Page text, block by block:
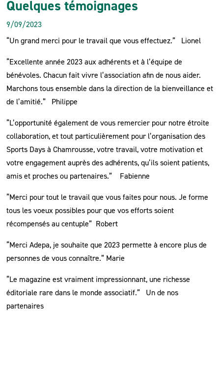
Quelques témoignages
9/09/2023
“Un grand merci pour le travail que vous effectuez.” Lionel
“Excellente année 2023 aux adhérents et à l’équipe de
bénévoles. Chacun fait vivre l’association afin de nous aider.
Marchons tous ensemble dans la direction de la bienveillance et
de l’amitié.” Philippe
“L’opportunité également de vous remercier pour notre étroite
collaboration, et tout particulièrement pour l’organisation des
Sports Days à Chamrousse, votre travail, votre motivation et
votre engagement auprès des adhérents, qu’ils soient patients,
amis et proches ou partenaires.” Fabienne
“Merci pour tout le travail que vous faites pour nous. Je forme
tous les voeux possibles pour que vos efforts soient
récompensés au centuple” Robert
“Merci Adepa, je souhaite que 2023 permette à encore plus de
personnes de vous connaître.” Marie
“Le magazine est vraiment impressionnant, une richesse
éditoriale rare dans le monde associatif.” Un de nos
partenaires